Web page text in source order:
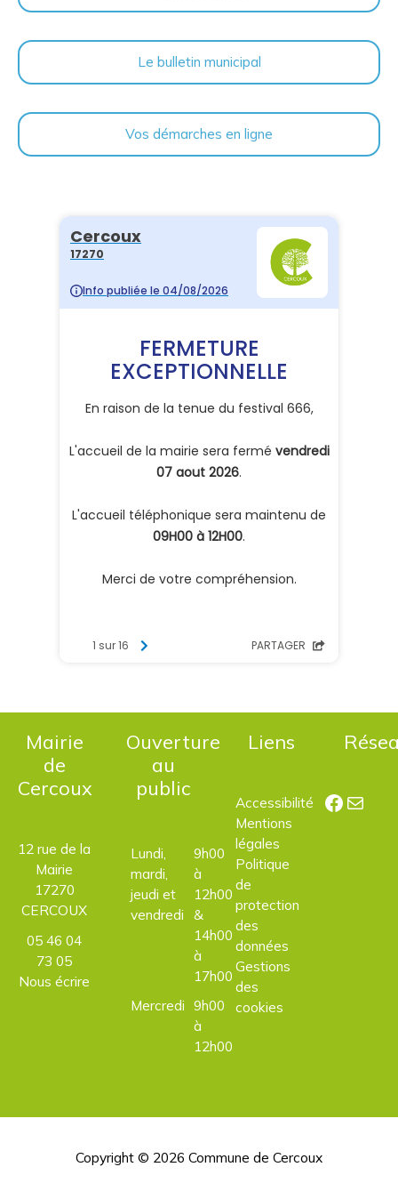
Le bulletin municipal
Vos démarches en ligne
Mairie
de
Cercoux
12 rue de la
Mairie
17270
CERCOUX
05 46 04
73 05
Nous écrire
Ouverture
au
public
Lundi,
mardi,
jeudi et
vendredi
9h00
à
12h00
&
14h00
à
17h00
Mercredi 9h00
à
12h00
Liens
Accessibilité
Mentions
légales
Politique
de
protection
des
données
Gestions
des
cookies
E-mail
Copyright © 2026 Commune de Cercoux